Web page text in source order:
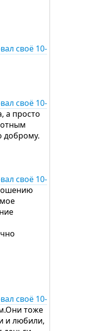
своё 10-
своё 10-
а просто
доброму.
своё 10-
своё 10-
тоже
и любили,